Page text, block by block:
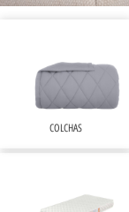
COLCHAS